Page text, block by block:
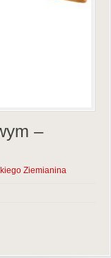
–
Ziemianina